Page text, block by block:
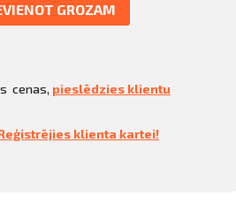
GROZAM
cenas, pieslēdzies klientu
klienta kartei!